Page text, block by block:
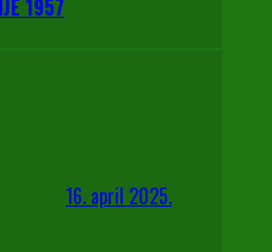
1957
16. april 2025.